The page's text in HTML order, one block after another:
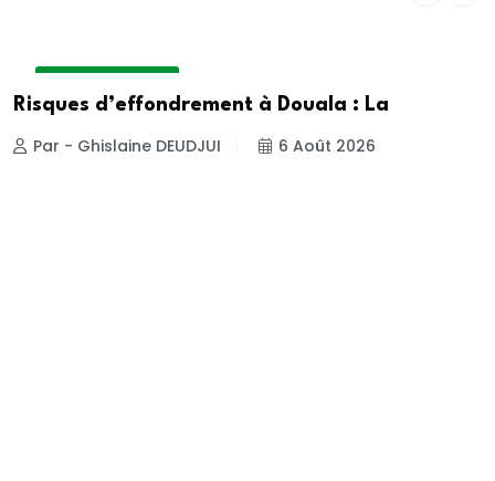
Risques d’effondrement à Douala : La
Par - Ghislaine DEUDJUI 6 Août 2026